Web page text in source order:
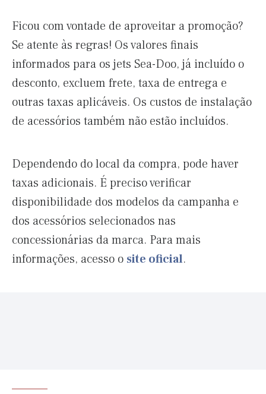
Ficou com vontade de aproveitar a promoção?
Se atente às regras! Os valores finais
informados para os jets Sea-Doo, já incluído o
desconto, excluem frete, taxa de entrega e
outras taxas aplicáveis. Os custos de instalação
de acessórios também não estão incluídos.
Dependendo do local da compra, pode haver
taxas adicionais. É preciso verificar
disponibilidade dos modelos da campanha e
dos acessórios selecionados nas
concessionárias da marca. Para mais
informações, acesso o site oficial.